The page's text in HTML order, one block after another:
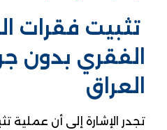
تثبيت فقرات
الفقري بدون
العراق
تجدر الإشارة إلى أن عملية